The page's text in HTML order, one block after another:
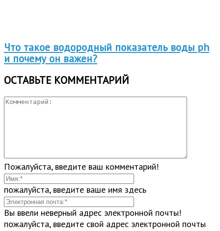
Что такое водородный показатель воды ph
и почему он важен?
ОСТАВЬТЕ КОММЕНТАРИЙ
Пожалуйста, введите ваш комментарий!
пожалуйста, введите ваше имя здесь
Вы ввели неверный адрес электронной почты!
пожалуйста, введите свой адрес электронной почты